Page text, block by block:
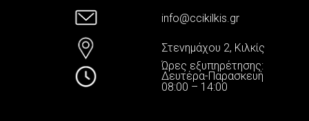
info@ccikilkis.gr
Στενημάχου 2, Κιλκίς
Ώρες εξυπηρέτησης:
Δευτέρα-Παρασκευή
08:00 – 14:00